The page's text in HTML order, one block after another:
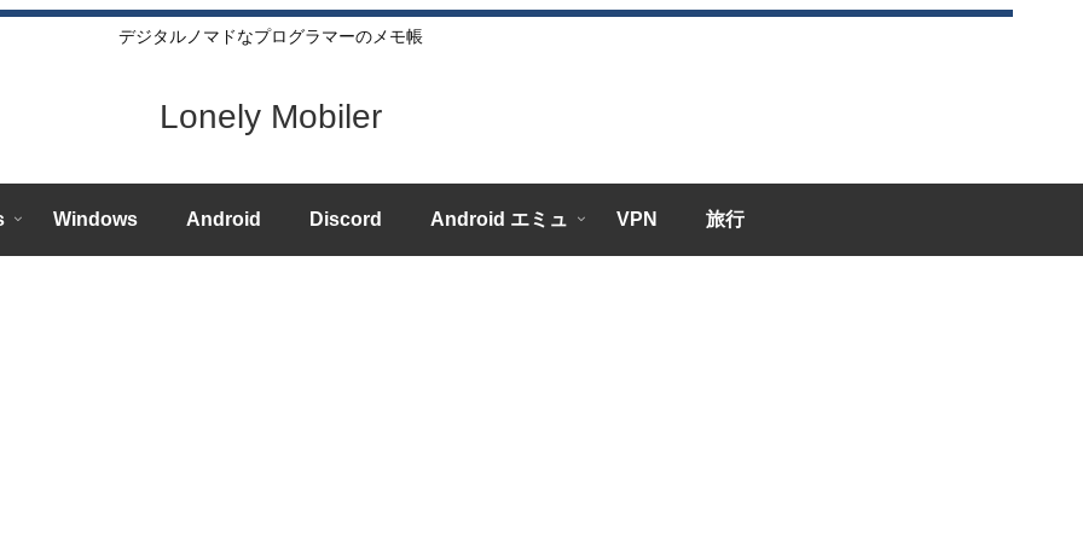
デジタルノマドなプログラマーのメモ帳
Lonely Mobiler
Windows Android Discord Android エミュ VPN 旅行